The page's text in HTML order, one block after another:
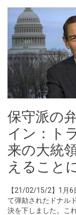
保守派の
イン：ト
来の大統
えること
【21/02/15/2】1月6
て弾劾されたドナル
決を下しました。こ